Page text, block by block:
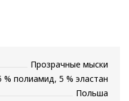
Прозрачные мыски
% полиамид, 5 % эластан
Польша